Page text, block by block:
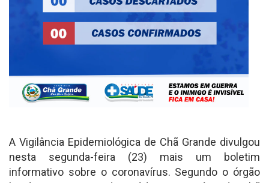
A Vigilância Epidemiológica de Chã Grande divulgou
nesta segunda-feira (23) mais um boletim
informativo sobre o coronavírus. Segundo o órgão